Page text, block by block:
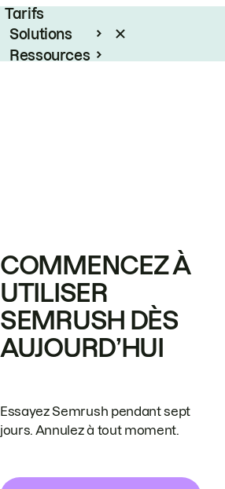
Tarifs
Solutions
Ressources
COMMENCEZ À
UTILISER
SEMRUSH DÈS
AUJOURD’HUI
Essayez Semrush pendant sept
jours. Annulez à tout moment.